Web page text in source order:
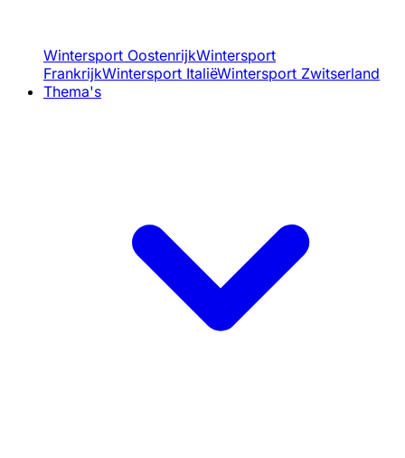
Wintersport OostenrijkWintersport
FrankrijkWintersport ItaliëWintersport Zwitserland
Thema's